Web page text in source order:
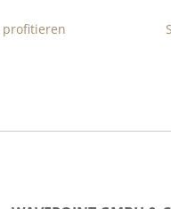
profitieren